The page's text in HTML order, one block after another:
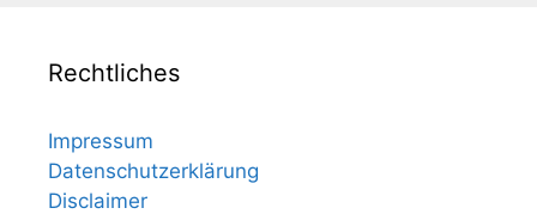
Rechtliches
Impressum
Datenschutzerklärung
Disclaimer